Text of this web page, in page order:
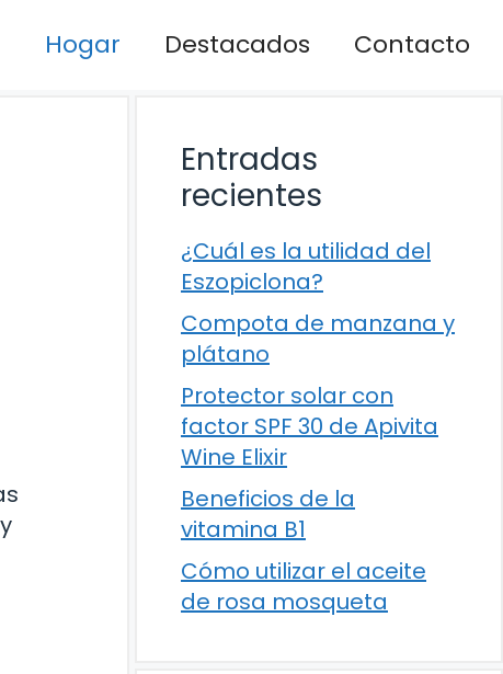
Hogar Destacados Contacto
Entradas
recientes
¿Cuál es la utilidad del
Eszopiclona?
Compota de manzana y
plátano
Protector solar con
factor SPF 30 de Apivita
Wine Elixir
Beneficios de la
vitamina B1
Cómo utilizar el aceite
de rosa mosqueta